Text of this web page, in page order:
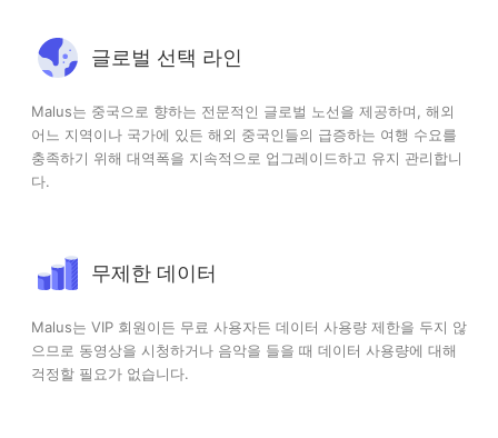
글로벌 선택 라인
Malus는 중국으로 향하는 전문적인 글로벌 노선을 제공하며, 해외
어느 지역이나 국가에 있든 해외 중국인들의 급증하는 여행 수요를
충족하기 위해 대역폭을 지속적으로 업그레이드하고 유지 관리합니
다.
무제한 데이터
Malus는 VIP 회원이든 무료 사용자든 데이터 사용량 제한을 두지 않
으므로 동영상을 시청하거나 음악을 들을 때 데이터 사용량에 대해
걱정할 필요가 없습니다.